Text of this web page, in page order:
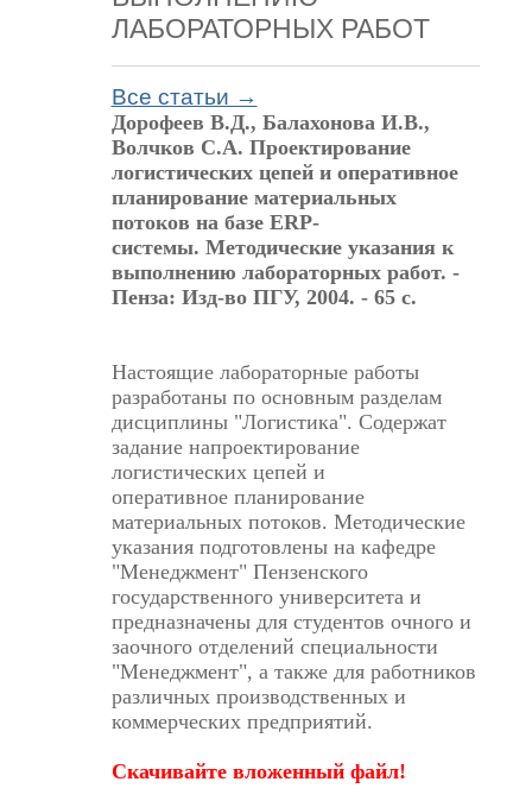
ЛАБОРАТОРНЫХ РАБОТ
Все статьи →
Дорофеев В.Д., Балахонова И.В.,
Волчков С.А. Проектирование
логистических цепей и оперативное
планирование материальных
потоков на базе ERP-
системы. Методические указания к
выполнению лабораторных работ. -
Пенза: Изд-во ПГУ, 2004. - 65 с.
Настоящие лабораторные работы
разработаны по основным разделам
дисциплины "Логистика". Содержат
задание напроектирование
логистических цепей и
оперативное планирование
материальных потоков. Методические
указания подготовлены на кафедре
"Менеджмент" Пензенского
государственного университета и
предназначены для студентов очного и
заочного отделений специальности
"Менеджмент", а также для работников
различных производственных и
коммерческих предприятий.
Скачивайте вложенный файл!